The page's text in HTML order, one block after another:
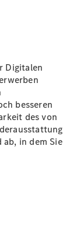
Digitalen
besseren
des von
in dem Sie